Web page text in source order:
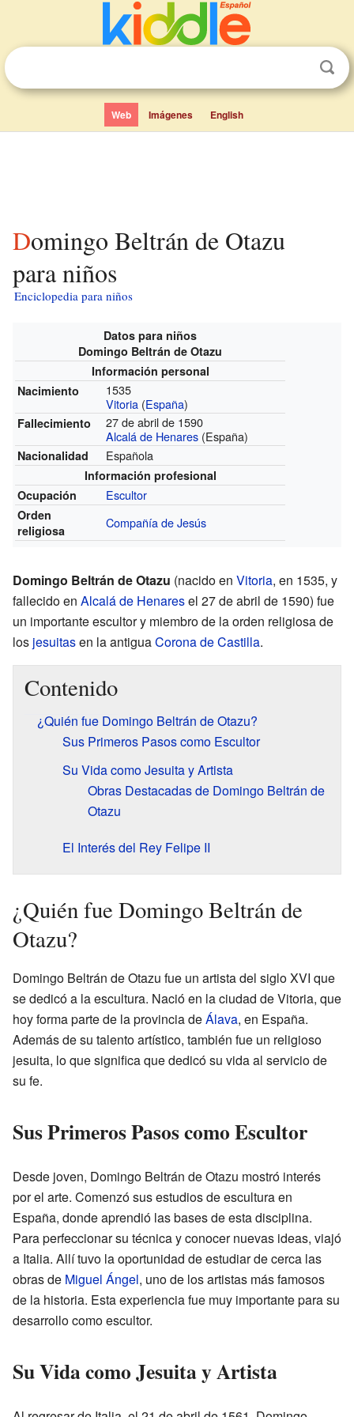
Web Imágenes English
Domingo Beltrán de Otazu
para niños
Enciclopedia para niños
Datos para niños
Domingo Beltrán de Otazu
Información personal
Nacimiento
1535
Vitoria (España)
Fallecimiento
27 de abril de 1590
Alcalá de Henares (España)
Nacionalidad Española
Información profesional
Ocupación
Escultor
Orden
religiosa
Compañía de Jesús
Domingo Beltrán de Otazu (nacido en Vitoria, en 1535, y
fallecido en Alcalá de Henaresel 27 de abril de 1590) fue
un importante escultor y miembro de la orden religiosa de
los jesuitasen la antiguaCorona de Castilla.
Contenido
¿Quién fue Domingo Beltrán de Otazu?
Sus Primeros Pasos como Escultor
Su Vida como Jesuita y Artista
Obras Destacadas de Domingo Beltrán de
Otazu
El Interés del Rey Felipe II
¿Quién fue Domingo Beltrán de
Otazu?
Domingo Beltrán de Otazu fue un artista del siglo XVI que
se dedicó a la escultura. Nació en la ciudad de Vitoria, que
hoy forma parte de la provincia deÁlava, en España.
Además de su talento artístico, también fue un religioso
jesuita, lo que significa que dedicó su vida al servicio de
su fe.
Sus Primeros Pasos como Escultor
Desde joven, Domingo Beltrán de Otazu mostró interés
por el arte. Comenzó sus estudios de escultura en
España, donde aprendió las bases de esta disciplina.
Para perfeccionar su técnica y conocer nuevas ideas, viajó
a Italia. Allí tuvo la oportunidad de estudiar de cerca las
obras de Miguel Ángel, uno de los artistas más famosos
de la historia. Esta experiencia fue muy importante para su
desarrollo como escultor.
Su Vida como Jesuita y Artista